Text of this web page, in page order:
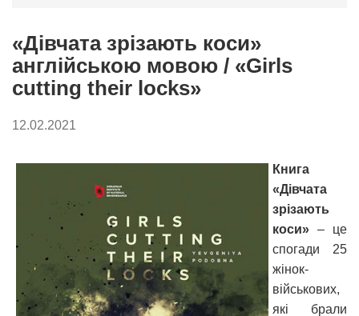
«Дівчата зрізають коси»
англійською мовою / «Girls
cutting their locks»
12.02.2021
Книга
«Дівчата
зрізають
коси» – це
спогади 25
жінок-
військових,
які брали